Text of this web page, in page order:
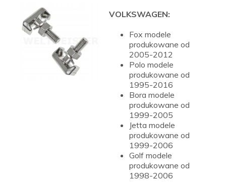
VOLKSWAGEN:
Fox modele
produkowane od
2005-2012
Polo modele
produkowane od
1995-2016
Bora modele
produkowane od
1999-2005
Jetta modele
produkowane od
1999-2006
Golf modele
produkowane od
1998-2006